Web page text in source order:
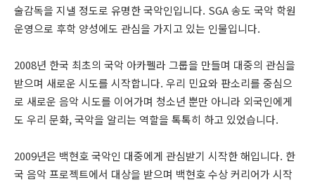
술감독을 지낼 정도로 유명한 국악인입니다. SGA 송도 국악 학원
운영으로 후학 양성에도 관심을 가지고 있는 인물입니다.
2008년 한국 최초의 국악 아카펠라 그룹을 만들며 대중의 관심을
받으며 새로운 시도를 시작합니다. 우리 민요와 판소리를 중심으
로 새로운 음악 시도를 이어가며 청소년 뿐만 아니라 외국인에게
도 우리 문화, 국악을 알리는 역할을 톡톡히 하고 있었습니다.
2009년은 백현호 국악인 대중에게 관심받기 시작한 해입니다. 한
국 음악 프로젝트에서 대상을 받으며 백현호 수상 커리어가 시작